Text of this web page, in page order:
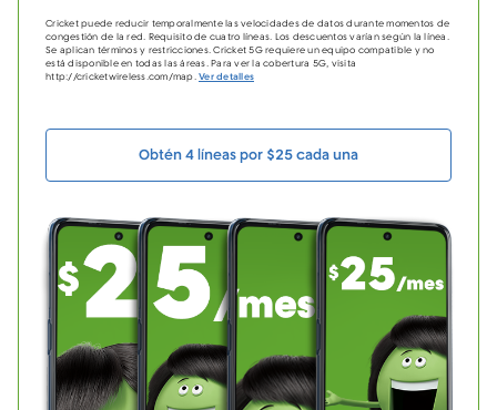
Cricket puede reducir temporalmente las velocidades de datos durante momentos de
congestión de la red. Requisito de cuatro líneas. Los descuentos varían según la línea.
Se aplican términos y restricciones. Cricket 5G requiere un equipo compatible y no
está disponible en todas las áreas. Para ver la cobertura 5G, visita
http://cricketwireless.com/map.Ver detalles
Obtén 4 líneas por $25 cada una